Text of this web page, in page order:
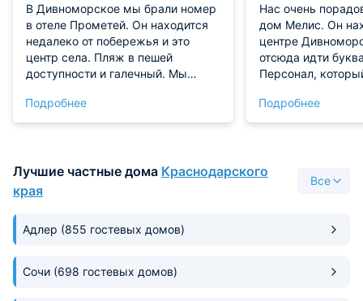
В Дивноморское мы брали номер
в отеле Прометей. Он находится
недалеко от побережья и это
центр села. Пляж в пешей
доступности и галечный. Мы
обувь для его посещения.
Инфраструктура отлично развита
кухне в отеле можно готовить. Мы
размещались в двухместном
при большом желании придраться
Подробнее
Нас очень
дом Мелис. Он
центре
отсюда идти
Персонал,
деликатный.
улице есть
самое жаркое
можно хорошо
Подробнее
Лучшие частные дома Краснодарского
края
Все
Адлер (855 гостевых домов)
Сочи (698 гостевых домов)